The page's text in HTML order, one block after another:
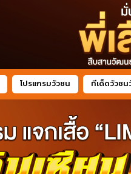
โปรแกรมวัวชน ทีเด็ดวัวช